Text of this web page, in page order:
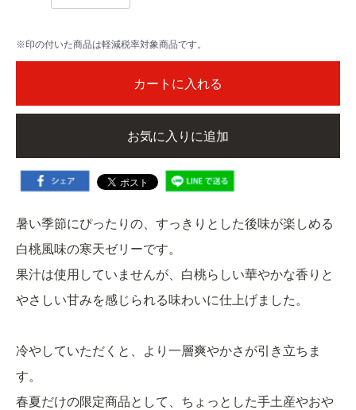
※印の付いた商品は軽減税率対象商品です。
カートに入れる
お気に入りに追加
暑い季節にぴったりの、すっきりとした後味が楽しめる
白桃風味の寒天ゼリーです。
果汁は使用していませんが、白桃らしい華やかな香りと
やさしい甘みを感じられる味わいに仕上げました。
冷やしていただくと、より一層爽やかさが引き立ちま
す。
春夏だけの限定商品として、ちょっとした手土産やおや